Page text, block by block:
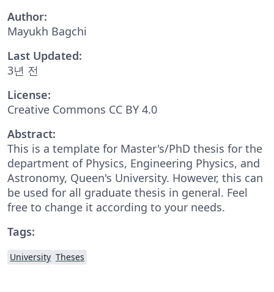
Author:
Mayukh Bagchi
Last Updated:
3년 전
License:
Creative Commons CC BY 4.0
Abstract:
This is a template for Master's/PhD thesis for the
department of Physics, Engineering Physics, and
Astronomy, Queen's University. However, this can
be used for all graduate thesis in general. Feel
free to change it according to your needs.
Tags:
University Theses